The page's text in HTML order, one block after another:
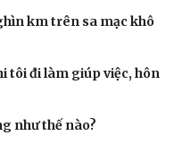
km trên sa mạc khô
tôi đi làm giúp việc, hôn
như thế nào?